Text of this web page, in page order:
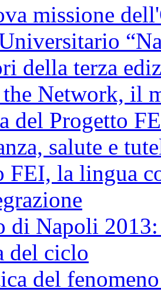
missione
della terza
Network, il
del Progetto
salute e
FEI, la lingua
di Napoli
del ciclo
del